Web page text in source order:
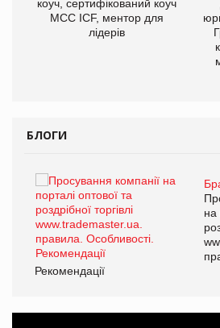
коуч, сертифікований коуч
МСС ICF, ментор для
лідерів
БЛОГИ
на
Рекомендації